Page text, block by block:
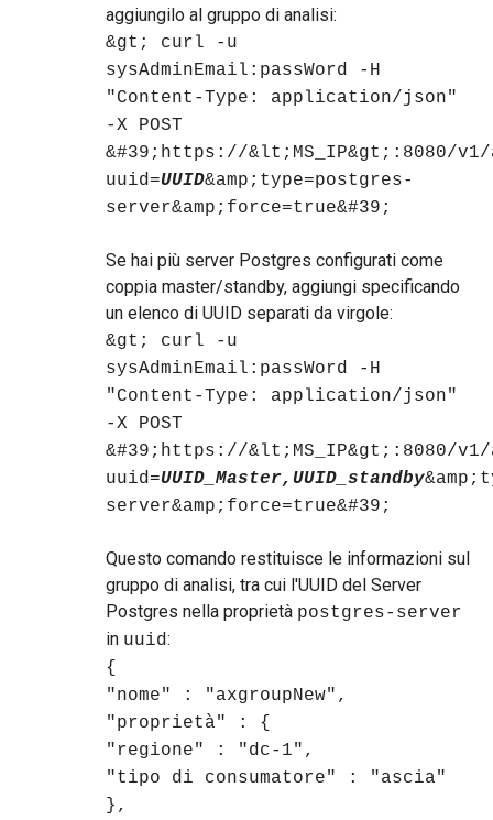
aggiungilo al gruppo di analisi:
&gt; curl -u
sysAdminEmail:passWord -H
"Content-Type: application/json"
-X POST
&#39;https://&lt;MS_IP&gt;:8080/
uuid=UUID&amp;type=postgres-
server&amp;force=true&#39;
Se hai più server Postgres configurati come
coppia master/standby, aggiungi specificando
un elenco di UUID separati da virgole:
&gt; curl -u
sysAdminEmail:passWord -H
"Content-Type: application/json"
-X POST
&#39;https://&lt;MS_IP&gt;:8080/
uuid=UUID_Master,UUID_standby
server&amp;force=true&#39;
Questo comando restituisce le informazioni sul
gruppo di analisi, tra cui l'UUID del Server
Postgres nella proprietà postgres-server
in uuid:
{
"nome" : "axgroupNew",
"proprietà" : {
"regione" : "dc-1",
"tipo di consumatore" : "ascia"
},